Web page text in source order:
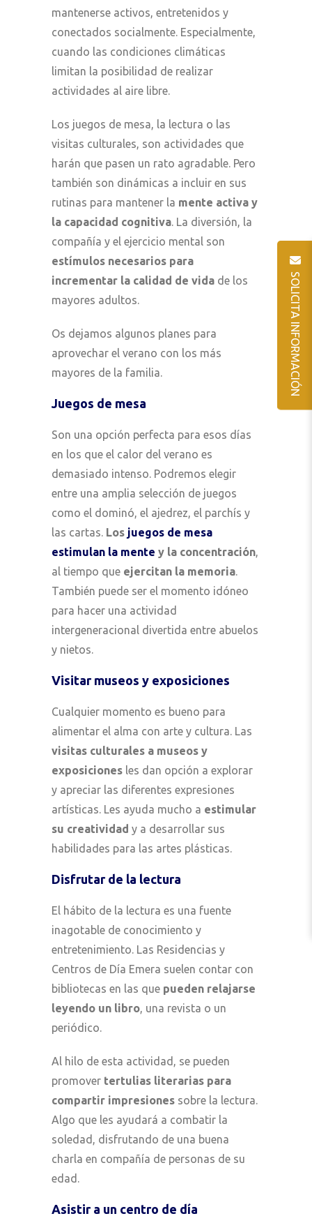
mantenerse activos, entretenidos y
conectados socialmente. Especialmente,
cuando las condiciones climáticas
limitan la posibilidad de realizar
actividades al aire libre.
Los juegos de mesa, la lectura o las
visitas culturales, son actividades que
harán que pasen un rato agradable. Pero
también son dinámicas a incluir en sus
rutinas para mantener la mente activa y
la capacidad cognitiva. La diversión, la
compañía y el ejercicio mental son
estímulos necesarios para
incrementar la calidad de vida de los
mayores adultos.
Os dejamos algunos planes para
aprovechar el verano con los más
mayores de la familia.
Juegos de mesa
Son una opción perfecta para esos días
en los que el calor del verano es
demasiado intenso. Podremos elegir
entre una amplia selección de juegos
como el dominó, el ajedrez, el parchís y
las cartas. Los juegos de mesa
estimulan la mente y la concentración,
al tiempo que ejercitan la memoria.
También puede ser el momento idóneo
para hacer una actividad
intergeneracional divertida entre abuelos
y nietos.
Visitar museos y exposiciones
Cualquier momento es bueno para
alimentar el alma con arte y cultura. Las
visitas culturales a museos y
exposiciones les dan opción a explorar
y apreciar las diferentes expresiones
artísticas. Les ayuda mucho a estimular
su creatividad y a desarrollar sus
habilidades para las artes plásticas.
Disfrutar de la lectura
El hábito de la lectura es una fuente
inagotable de conocimiento y
entretenimiento. Las Residencias y
Centros de Día Emera suelen contar con
bibliotecas en las que pueden relajarse
leyendo un libro, una revista o un
periódico.
Al hilo de esta actividad, se pueden
promover tertulias literarias para
compartir impresiones sobre la lectura.
Algo que les ayudará a combatir la
soledad, disfrutando de una buena
charla en compañía de personas de su
edad.
Asistir a un centro de día
SOLICITA INFORMACIÓN